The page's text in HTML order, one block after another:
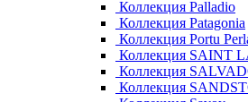
Коллекция Palladio
Коллекция Patagonia
Коллекция Portu
Коллекция SAINT
Коллекция
Коллекция